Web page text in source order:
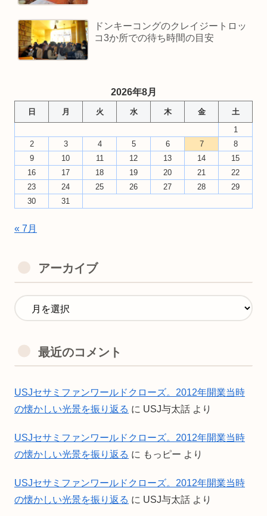
ドンキーコングのクレイジートロッ
コ3か所での待ち時間の目安
2026年8月
日 月 火 水 木 金
土
1
2
3 4 5 6 7
8
9
10 11 12 13 14
15
16
17 18 19 20 21
22
23
24 25 26 27 28
29
30
31
« 7月
アーカイブ
最近のコメント
USJセサミファンワールドクローズ。2012年開業当時
の懐かしい光景を振り返る に USJ与太話 より
USJセサミファンワールドクローズ。2012年開業当時
の懐かしい光景を振り返る に もっピー より
USJセサミファンワールドクローズ。2012年開業当時
の懐かしい光景を振り返る に USJ与太話 より